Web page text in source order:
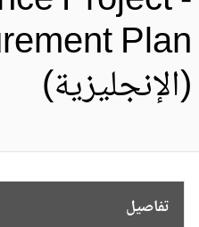
تفاصيل